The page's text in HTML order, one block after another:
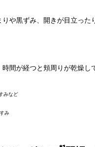
や黒ずみ、開きが目立っ
間が経つと頬周りが乾燥
みなど
み